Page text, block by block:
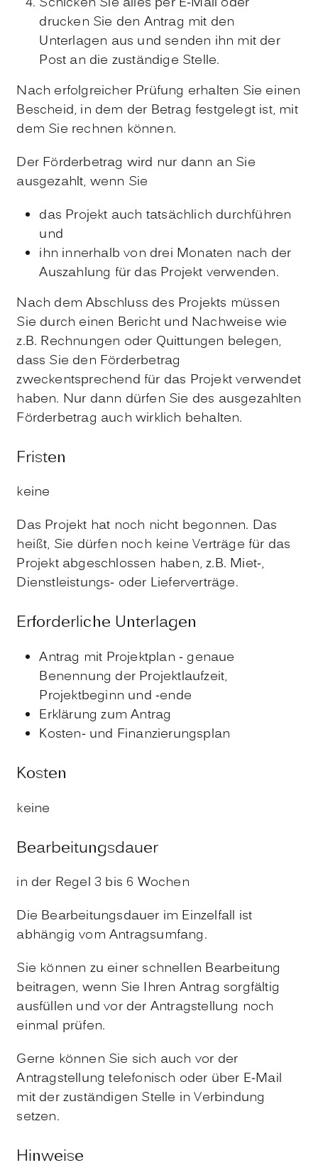
drucken Sie den Antrag mit den
Unterlagen aus und senden ihn mit der
Post an die zuständige Stelle.
Nach erfolgreicher Prüfung erhalten Sie einen
Bescheid, in dem der Betrag festgelegt ist, mit
dem Sie rechnen können.
Der Förderbetrag wird nur dann an Sie
ausgezahlt, wenn Sie
das Projekt auch tatsächlich durchführen
und
ihn innerhalb von drei Monaten nach der
Auszahlung für das Projekt verwenden.
Nach dem Abschluss des Projekts müssen
Sie durch einen Bericht und Nachweise wie
z.B. Rechnungen oder Quittungen belegen,
dass Sie den Förderbetrag
zweckentsprechend für das Projekt verwendet
haben. Nur dann dürfen Sie des ausgezahlten
Förderbetrag auch wirklich behalten.
Fristen
keine
Das Projekt hat noch nicht begonnen. Das
heißt, Sie dürfen noch keine Verträge für das
Projekt abgeschlossen haben, z.B. Miet-,
Dienstleistungs- oder Lieferverträge.
Erforderliche Unterlagen
Antrag mit Projektplan - genaue
Benennung der Projektlaufzeit,
Projektbeginn und -ende
Erklärung zum Antrag
Kosten- und Finanzierungsplan
Kosten
keine
Bearbeitungsdauer
in der Regel 3 bis 6 Wochen
Die Bearbeitungsdauer im Einzelfall ist
abhängig vom Antragsumfang.
Sie können zu einer schnellen Bearbeitung
beitragen, wenn Sie Ihren Antrag sorgfältig
ausfüllen und vor der Antragstellung noch
einmal prüfen.
Gerne können Sie sich auch vor der
Antragstellung telefonisch oder über E-Mail
mit der zuständigen Stelle in Verbindung
setzen.
Hinweise